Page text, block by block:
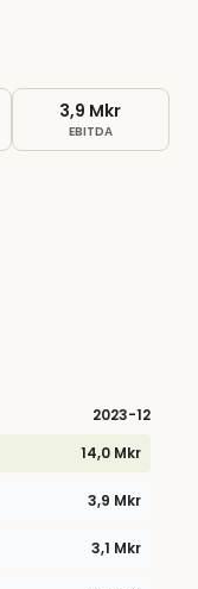
3,9 Mkr
EBITDA
2023-12
14,0 Mkr
3,9 Mkr
3,1 Mkr